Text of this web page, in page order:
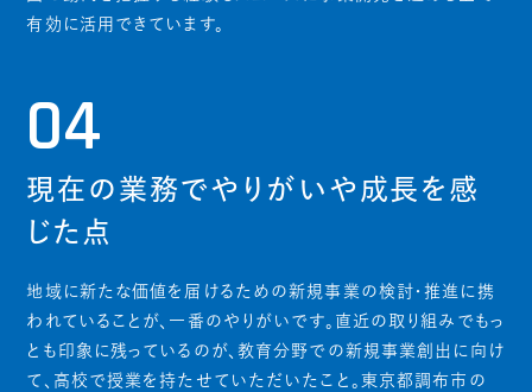
有効に活用できています。
04
現在の業務でやりがいや成長を感
じた点
地域に新たな価値を届けるための新規事業の検討・推進に携
われていることが、一番のやりがいです。直近の取り組みでもっ
とも印象に残っているのが、教育分野での新規事業創出に向け
て、高校で授業を持たせていただいたこと。東京都調布市の